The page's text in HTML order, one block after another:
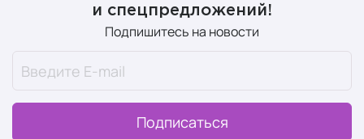
и спецпредложений!
Подпишитесь на новости
Подписаться